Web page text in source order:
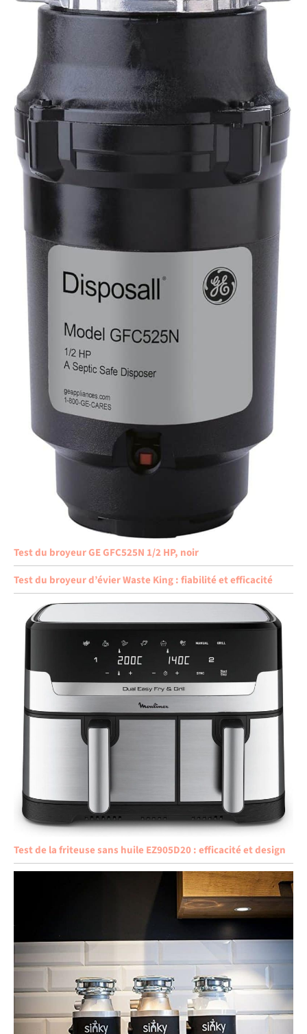
Test du broyeur GE GFC525N 1/2 HP, noir
Test du broyeur d’évier Waste King : fiabilité et efficacité
Test de la friteuse sans huile EZ905D20 : efficacité et design